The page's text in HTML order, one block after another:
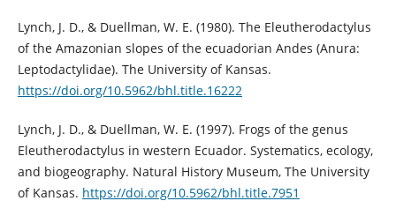
Lynch, J. D., & Duellman, W. E. (1980). The Eleutherodactylus
of the Amazonian slopes of the ecuadorian Andes (Anura:
Leptodactylidae). The University of Kansas.
https://doi.org/10.5962/bhl.title.16222
Lynch, J. D., & Duellman, W. E. (1997). Frogs of the genus
Eleutherodactylus in western Ecuador. Systematics, ecology,
and biogeography. Natural History Museum, The University
of Kansas. https://doi.org/10.5962/bhl.title.7951